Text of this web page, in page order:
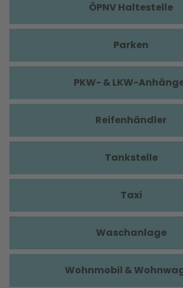
ÖPNV Haltestelle
Parken
PKW- & LKW-
Reifenhändler
Tankstelle
Taxi
Waschanlage
Wohnmobil &